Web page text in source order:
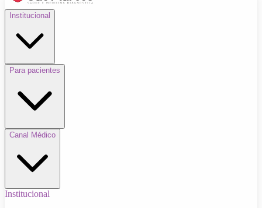
Institucional
Para pacientes
Canal Médico
Institucional